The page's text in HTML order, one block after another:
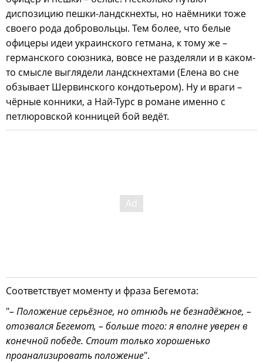
диспозицию пешки-ландскнехты, но наёмники тоже
своего рода добровольцы. Тем более, что белые
офицеры идеи украинского гетмана, к тому же –
германского союзника, вовсе не разделяли и в каком-
то смысле выглядели ландскнехтами (Елена во сне
обзывает Шервинского кондотьером). Ну и враги –
чёрные конники, а Най-Турс в романе именно с
петлюровской конницей бой ведёт.
Соответствует моменту и фраза Бегемота:
"– Положение серьёзное, но отнюдь не безнадёжное, –
отозвался Бегемот, – больше того: я вполне уверен в
конечной победе. Стоит только хорошенько
проанализировать положение".